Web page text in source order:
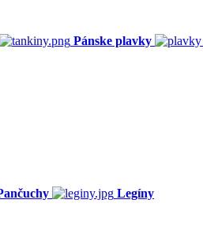
Pánske plavky
Legíny